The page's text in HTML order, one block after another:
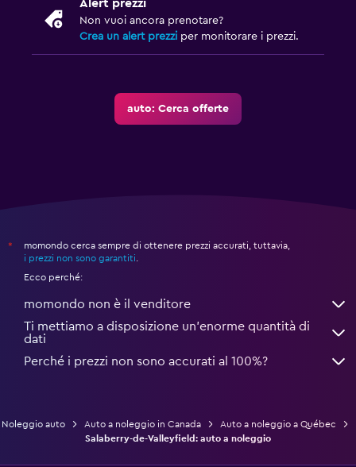
Alert prezzi
Non vuoi ancora prenotare?
Crea un alert prezzi per monitorare i prezzi.
auto: Cerca offerte
*
momondo cerca sempre di ottenere prezzi accurati, tuttavia,
i prezzi non sono garantiti.
Ecco perché:
momondo non è il venditore
Ti mettiamo a disposizione un’enorme quantità di
dati
Perché i prezzi non sono accurati al 100%?
Noleggio auto Auto a noleggio in Canada
Auto a noleggio a Québec
Salaberry-de-Valleyfield: auto a noleggio